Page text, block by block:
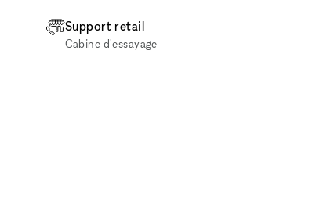
Support retail
Cabine d'essayage